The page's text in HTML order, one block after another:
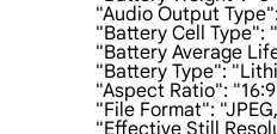
"Audio Output
"Battery Cell
"Battery Average
"Battery Type":
"Aspect Ratio":
"File Format":
"Effective Still